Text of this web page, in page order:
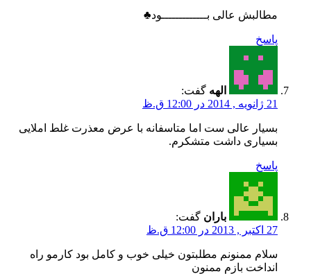
مطالبش عالی بـــــــــــــود♣
پاسخ
الهه گفت:
21 ژانویه , 2014 در 12:00 ق.ظ
بسیار عالی ست اما متاسفانه با عرض معذرت غلط املایی
بسیاری داشت متشکرم.
پاسخ
باران گفت:
27 اکتبر , 2013 در 12:00 ق.ظ
سلام ممنونم مطلبتون خیلی خوب و کامل بود کارمو راه
انداخت بازم ممنون